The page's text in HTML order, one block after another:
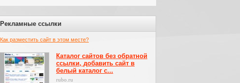
Рекламные ссылки
Как разместить сайт в этом месте?
Каталог сайтов без обратной
ссылки, добавить сайт в
белый каталог с...
rubo.ru